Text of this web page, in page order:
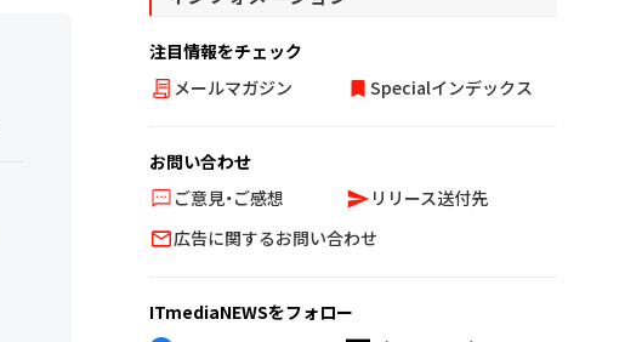
注目情報をチェック
メールマガジン
Specialインデックス
お問い合わせ
ご意見・ご感想
リリース送付先
広告に関するお問い合わせ
ITmediaNEWSをフォロー